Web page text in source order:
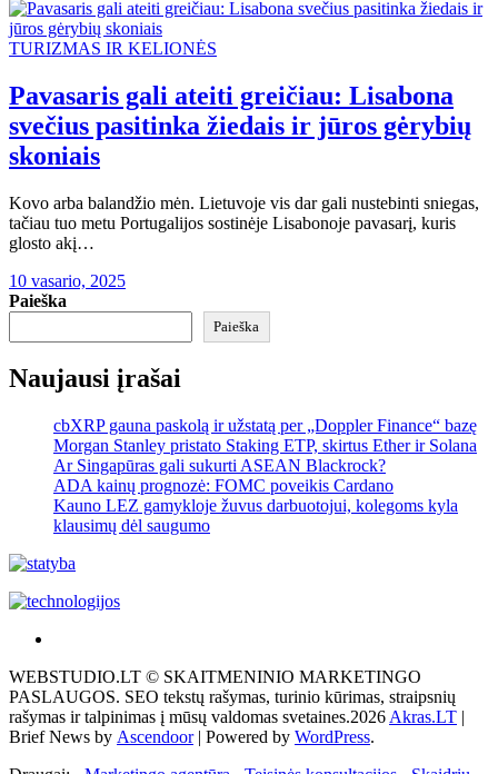
TURIZMAS IR KELIONĖS
Pavasaris gali ateiti greičiau: Lisabona
svečius pasitinka žiedais ir jūros gėrybių
skoniais
Kovo arba balandžio mėn. Lietuvoje vis dar gali nustebinti sniegas,
tačiau tuo metu Portugalijos sostinėje Lisabonoje pavasarį, kuris
glosto akį…
10 vasario, 2025
Paieška
Paieška
Naujausi įrašai
cbXRP gauna paskolą ir užstatą per „Doppler Finance“ bazę
Morgan Stanley pristato Staking ETP, skirtus Ether ir Solana
Ar Singapūras gali sukurti ASEAN Blackrock?
ADA kainų prognozė: FOMC poveikis Cardano
Kauno LEZ gamykloje žuvus darbuotojui, kolegoms kyla
klausimų dėl saugumo
tai
žemės
ploto
matavimo
WEBSTUDIO.LT © SKAITMENINIO MARKETINGO
PASLAUGOS. SEO tekstų rašymas, turinio kūrimas, straipsnių
rašymas ir talpinimas į mūsų valdomas svetaines.2026 Akras.LT |
Brief News by Ascendoor| Powered by WordPress.